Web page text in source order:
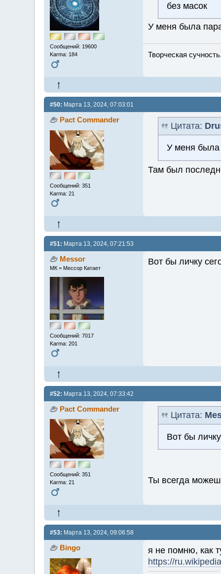
Сообщений: 19600
Karma: 184
без масок
У меня была
Творческая
#50: Марта 13, 2024, 07:03:01
Pact Commander
Сообщений: 351
Karma: 21
Цитата:
У меня была
Там был
#51: Марта 13, 2024, 07:21:53
Messor
МК = Мессор Катает
Сообщений: 7017
Karma: 201
Вот бы личку
#52: Марта 13, 2024, 07:33:42
Pact Commander
Сообщений: 351
Karma: 21
Цитата:
Вот бы
Ты всегда
#53: Марта 13, 2024, 09:06:58
Bingo
я не помню, как
https://